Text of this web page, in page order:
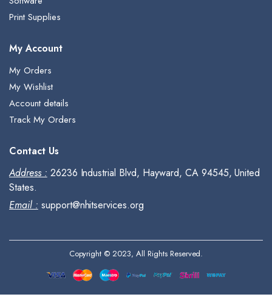
Print Supplies
My Account
My Orders
My Wishlist
Account details
Track My Orders
Contact Us
Address : 26236 Industrial Blvd, Hayward, CA 94545, United
States.
Email : support@nhitservices.org
Copyright © 2023, All Rights Reserved.